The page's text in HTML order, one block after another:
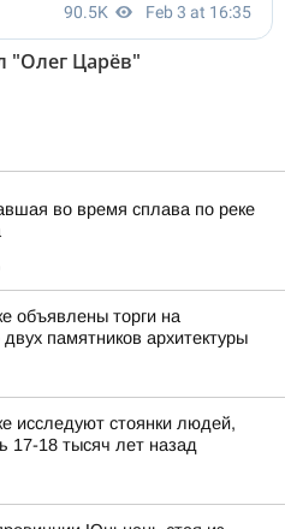
"Олег Царёв"
во время сплава по реке
объявлены торги на
памятников архитектуры
исследуют стоянки людей,
17-18 тысяч лет назад